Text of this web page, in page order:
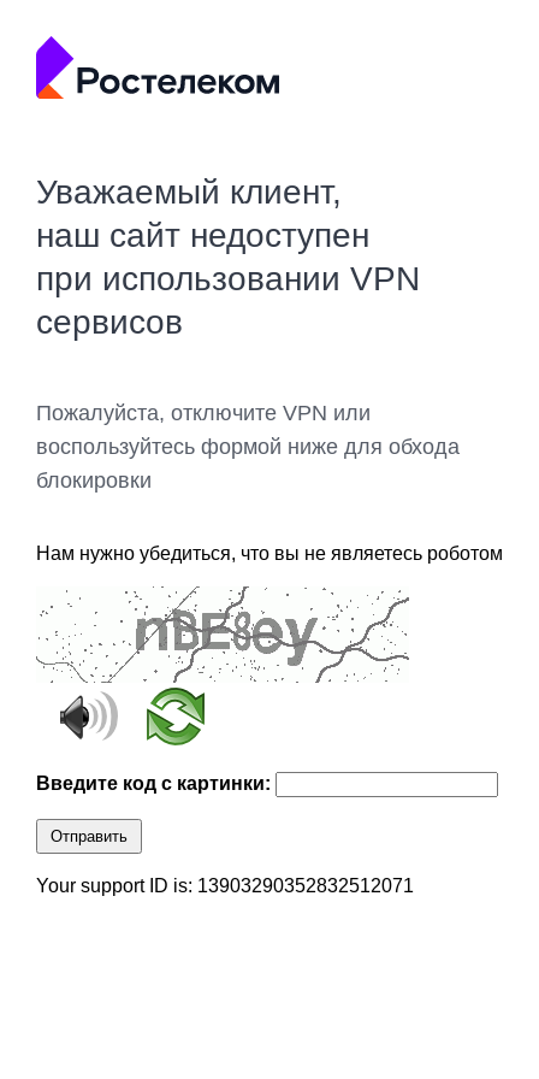
Уважаемый клиент,
наш сайт недоступен
при использовании VPN
сервисов
Пожалуйста, отключите VPN или
воспользуйтесь формой ниже для обхода
блокировки
Нам нужно убедиться, что вы не являетесь роботом
Введите код с картинки:
Отправить
Your support ID is: 13903290352832512071